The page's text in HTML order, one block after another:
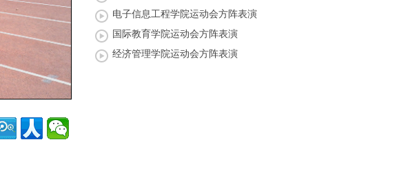
电子信息工程学院运动会方阵表演
国际教育学院运动会方阵表演
经济管理学院运动会方阵表演